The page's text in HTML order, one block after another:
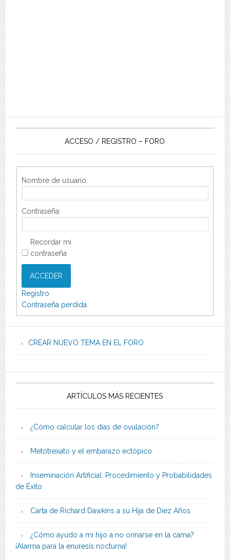
ACCESO / REGISTRO – FORO
Nombre de usuario:
Contraseña:
Recordar mi
contraseña
ACCEDER
Registro
Contraseña perdida
CREAR NUEVO TEMA EN EL FORO
ARTÍCULOS MÁS RECIENTES
¿Cómo calcular los días de ovulación?
Metotrexato y el embarazo ectópico
Inseminación Artificial: Procedimiento y Probabilidades
de Éxito
Carta de Richard Dawkins a su Hija de Diez Años
¿Cómo ayudo a mi hijo a no orinarse en la cama?
¡Alarma para la enuresis nocturna!